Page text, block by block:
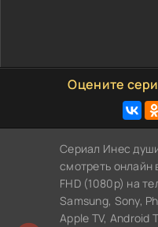
Оцените
1 2 3 4 5
Сериал Инес
смотреть онлайн
FHD (1080p) на
Samsung, Sony,
Apple TV, Android